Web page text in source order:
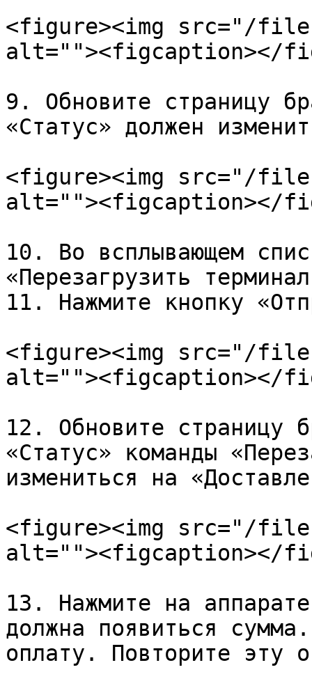
<figure><img src="/
alt=""><figcaption></
9. Обновите страницу
«Статус» должен
<figure><img src="/files/
alt=""><figcaption></
10. Во всплывающем
«Перезагрузить
11. Нажмите кнопку
<figure><img src="/
alt=""><figcaption></
12. Обновите страницу
«Статус» команды
измениться на
<figure><img src="/files/
alt=""><figcaption></
13. Нажмите на
должна появиться